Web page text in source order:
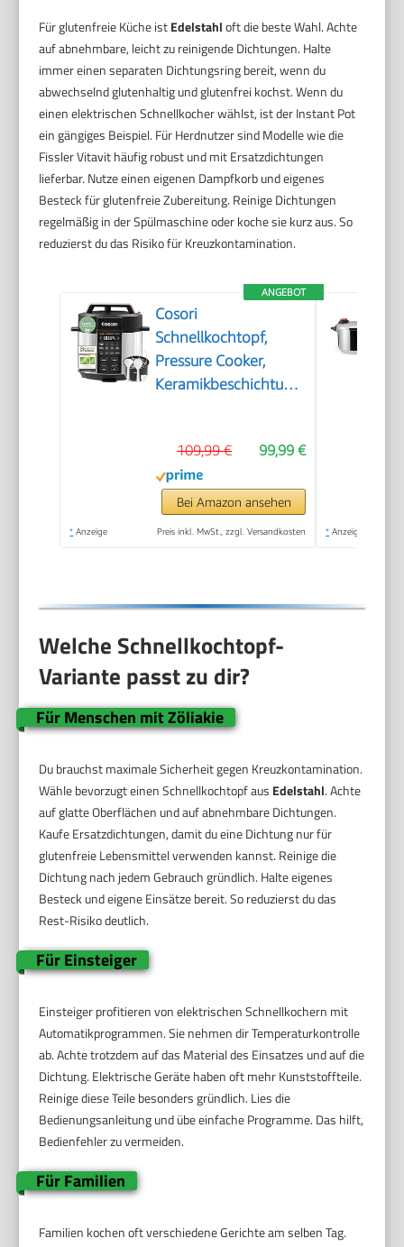
Für glutenfreie Küche istEdelstahloft die beste Wahl. Achte
auf abnehmbare, leicht zu reinigende Dichtungen. Halte
immer einen separaten Dichtungsring bereit, wenn du
abwechselnd glutenhaltig und glutenfrei kochst. Wenn du
einen elektrischen Schnellkocher wählst, ist der Instant Pot
ein gängiges Beispiel. Für Herdnutzer sind Modelle wie die
Fissler Vitavit häufig robust und mit Ersatzdichtungen
lieferbar. Nutze einen eigenen Dampfkorb und eigenes
Besteck für glutenfreie Zubereitung. Reinige Dichtungen
regelmäßig in der Spülmaschine oder koche sie kurz aus. So
reduzierst du das Risiko für Kreuzkontamination.
ANGEBOT
Cosori
Schnellkochtopf,
Pressure Cooker,
Keramikbeschichtung,
99,99 €
109,99 €
Bei Amazon ansehen
* Anzeige Preis inkl. MwSt., zzgl. Versandkosten * Anzeige
Welche Schnellkochtopf-
Variante passt zu dir?
Für Menschen mit Zöliakie
Du brauchst maximale Sicherheit gegen Kreuzkontamination.
Wähle bevorzugt einen Schnellkochtopf aus Edelstahl. Achte
auf glatte Oberflächen und auf abnehmbare Dichtungen.
Kaufe Ersatzdichtungen, damit du eine Dichtung nur für
glutenfreie Lebensmittel verwenden kannst. Reinige die
Dichtung nach jedem Gebrauch gründlich. Halte eigenes
Besteck und eigene Einsätze bereit. So reduzierst du das
Rest-Risiko deutlich.
Für Einsteiger
Einsteiger profitieren von elektrischen Schnellkochern mit
Automatikprogrammen. Sie nehmen dir Temperaturkontrolle
ab. Achte trotzdem auf das Material des Einsatzes und auf die
Dichtung. Elektrische Geräte haben oft mehr Kunststoffteile.
Reinige diese Teile besonders gründlich. Lies die
Bedienungsanleitung und übe einfache Programme. Das hilft,
Bedienfehler zu vermeiden.
Für Familien
Familien kochen oft verschiedene Gerichte am selben Tag.